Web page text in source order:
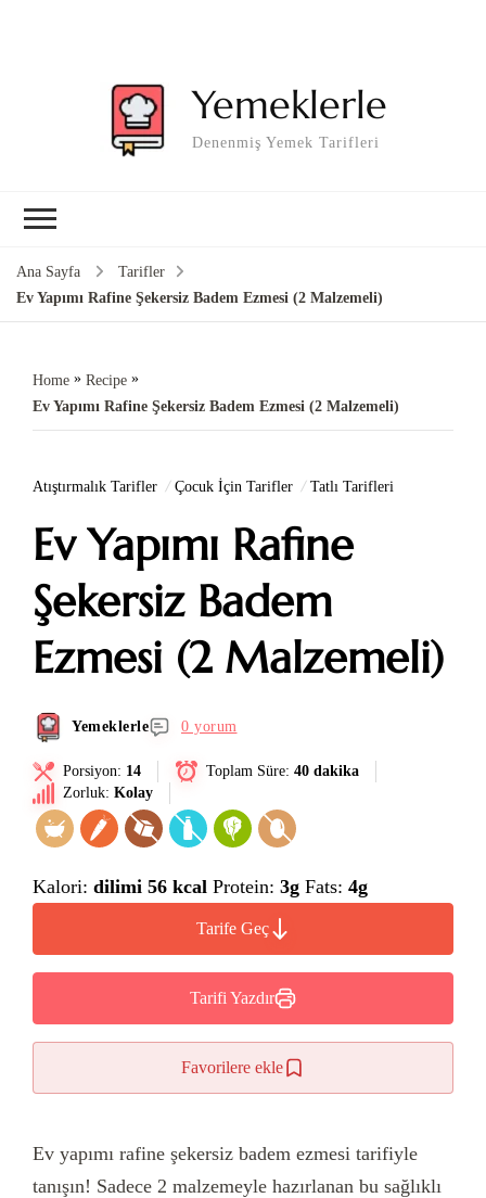
Yemeklerle
Denenmiş Yemek Tarifleri
Ana Sayfa
Tarifler
Ev Yapımı Rafine Şekersiz Badem Ezmesi (2 Malzemeli)
Home » Recipe »
Ev Yapımı Rafine Şekersiz Badem Ezmesi (2 Malzemeli)
Atıştırmalık Tarifler Çocuk İçin Tarifler Tatlı Tarifleri
Ev Yapımı Rafine
Şekersiz Badem
Ezmesi (2 Malzemeli)
Yemeklerle 0 yorum
Porsiyon: 14 Toplam Süre: 40 dakika
Zorluk: Kolay
Kalori: dilimi 56 kcal Protein: 3g Fats: 4g
Tarife Geç
Tarifi Yazdır
Favorilere ekle
Ev yapımı rafine şekersiz badem ezmesi tarifiyle
tanışın! Sadece 2 malzemeyle hazırlanan bu sağlıklı